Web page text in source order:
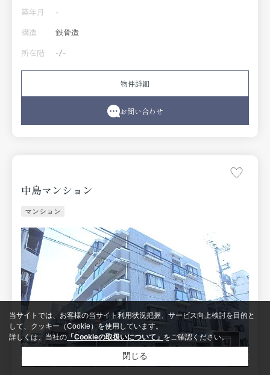
築年月
-
構造
鉄骨造
所在階
-/-
物件詳細
お問い合わせ
中島マンション
マンション
当サイトでは、お客様の当サイト利用状況把握、サービス向上検討を目的と
して、クッキー（Cookie）を使用しています。
詳しくは、当社の 「Cookieの取扱いについて」 をご確認ください。
閉じる